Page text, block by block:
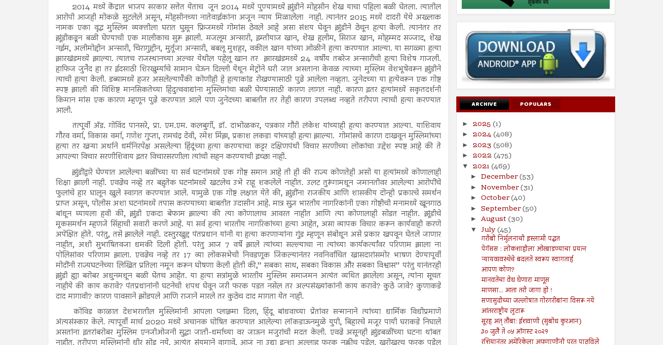
2014 मध्ये केंद्रात भाजप सरकार सत्तेत येताच जून 2014 मध्ये पुण्यामध्ये झुंडीने मोहसीन शेख याचा पहिला बळी घेतला. त्यातील
आरोपी आजही मोकळे सुटलेले असून, मोहसीनच्या नातेवाईकांना अजून न्याय मिळालेला नाही. त्यानंतर 2015 मध्ये दादरी येथे अख्लाक
नामक एका वृद्ध मुस्लिम व्यक्तीला घरात घुसून फ्रिजमध्ये गोमांस ठेवले आहे असा संशय घेवून झुंडीने ठेचून हत्या केली. त्यानंतर तर
झूंडीकडून बळी घेण्याची एक मालीकाच सुरू झाली. मजलूम अन्सारी, इम्तीयाज खान, शेख हलीम, सिराज खान, मोहम्मद सज्जाद, शेख
नईम, अलीमोद्दीन अन्सारी, चिरागुद्दीन, मुर्तूजा अन्सारी, बबलू मुशहर, वकील खान यांच्या ओळीने हत्या करण्यात आल्या. या सगळ्या हत्या
झारखंडमध्ये झाल्या. त्यातच राजस्थानच्या अल्वर येथील पहेलू खान तर झारखंडमध्ये 24 वर्षीय तबरेज अन्सारीची हत्या विशेष गाजली.
हाफिज जुनैद हा तर ईदसाठी शिरखुर्म्याचे सामान घेऊन दिल्ली येथून मेट्रोने घरी जात असताना केवळ त्याच्या मुस्लिम वेशभूषेवरून झुंडीने
त्याची हत्या केली. डब्यामध्ये हजर असलेल्यापैकी कोणीही हे हत्याकांड रोखण्यासाठी पुढे आलेला नव्हता. जुनेदच्या या हत्येवरून एक गोष्ट
स्पष्ट झाली की विशिष्ट मानसिकतेच्या हिंदुत्ववाद्यांना मुस्लिमांचा बळी घेण्यासाठी कारण लागत नाही. कारण इतर हत्यांमध्ये सकृतदर्शनी
किमान मांस एक कारण म्हणून पुढे करण्यात आले पण जुनेदच्या बाबतीत तर तेही कारण उपलब्ध नव्हते तरीपण त्याची हत्या करण्यात
आली.
तत्पूर्वी अ‍ॅड. गोविंद पानसरे, प्रा. एम.एम. कलबुर्गी, डॉ. दाभोळकर, पत्रकार गौरी लंकेश यांच्याही हत्या करण्यात आल्या. याशिवाय
गौरव वर्मा, विकास वर्मा, गणेश गुप्ता, रामचंद्र देवी, रमेश मिंझ, प्रकाश लकडा यांच्याही हत्या झाल्या. गोमांसचे कारण दाखवून मुस्लिमांच्या
हत्या तर खऱ्या अर्थाने धर्मनिरपेक्ष असलेल्या हिंदूंच्या हत्या करण्याचा कट्टर दक्षिणपंथी विचार सरणीच्या लोकांचा उद्देश स्पष्ट आहे की ते
आपल्या विचार सरणीशिवाय इतर विचारसरणीला त्यांची सहन करण्याची इच्छा नाही.
झुंडींद्वारे घेण्यात आलेल्या बळींच्या या सर्व घटनांमध्ये एक गोष्ट समान आहे ती ही की राज्य कोणतेही असो या हत्यांमध्ये कोणालाही
शिक्षा झाली नाही. एवढेच नव्हे तर बहुतेक घटनांंमध्ये खटलेच उभे राहू शकलेले नाहीत. उलट तुरूंगामधून जमानतीवर आलेल्या आरोपींचे
फुलांचे हार घालून खुले स्वागत करण्यात आले. यामुळे एक गोष्ट लक्षात येते की, झुंडींना राजकीय आणि शासकीय दोन्ही प्रकारचे समर्थन
प्राप्त असून, पोलीस अशा घटनांमध्ये तपास करण्याच्या बाबतीत उदासीन आहे. मात्र सुज्ञ भारतीय नागरिकांनी एका गोष्टीची मनामध्ये खूनगाठ
बांधून घ्यायला हवी की, झुंडी एकदा बेफाम झाल्या की त्या कोणालाच आवरत नाहीत आणि त्या कोणालाही सोडत नाहीत. झूंडीचे
मूकसमर्थन म्हणजे सिंहाची सवारी करणे आहे. या सर्व हत्या भारतीय नागरिकांच्या हत्या आहेत, असा व्यापक विचार करून कार्यवाही करणे
अपेक्षित होते. परंतु, तसे झालेले नाही. दस्तुरखुद्द पंतप्रधान यांनी या हत्या करणाऱ्यांना गुंड म्हणून संबोधून असे प्रकार खपवून घेतले जाणार
नाहीत, अशी सुभाषितवजा धमकी दिली होती. परंतु आज 7 वर्षे झाले त्यांच्या सल्ल्याचा ना त्यांच्या कार्यकर्त्यांवर परिणाम झाला ना
पोलिसांवर परिणाम झाला. एवढेच नव्हे तर 17 व्या लोकसभेची निवडणूक जिंकल्यानंतर नवनिर्वाचित खासदारांसमोर भाषण देण्यापूर्वी
मोदींनी राज्यघटनेच्या लिखित प्रतिला नमून करून घोषणा केली होती की,’’ सबका साथ, सबका विकास और सबका विश्वास’’ परंतु यानंतरही
झुंडी ह्या बरोबर अधुनमधून बळी घेतच आहेत. या हत्या सत्रांमुळे भारतीय मुस्लिम समाजमन अत्यंत व्यथित झालेला असून, त्यांना सूचत
नाहीये की काय करावे? पंतप्रधानांनी घटनेची शपथ घेवून जरी फरक पडत नसेल तर अल्पसंख्यांकांनी काय करावे? कुठे जावे? कुणाकडे
दाद मागावी? कारण पावसाने झोडपले आणि राजाने मारले तर कुठेच दाद मागता येत नाही.
कोविड काळात देशभरातील मुस्लिमांनी आपला प्लाझ्मा दिला, हिंदू बांधवाच्या प्रेतांवर सन्मानाने त्यांच्या धार्मिक विधीप्रमाणे
अंत्यसंस्कार केले. त्यापूर्वी मार्च 2020 मध्ये अचानक घोषित करण्यात आलेल्या लॉकडाऊनमुळे युपी, बिहारचे मजूर पायी घराकडे निघाले
असतांना इतरांबरोबर मुस्लिम एनजीओजनी सुद्धा जाती-धर्माच्या वर जाऊन मजुरांची मदत केली. एवढे असूनही झुंडबळींच्या घटना थांबत
ARCHIVE POPULARS
► 2025 (1)
► 2024(408)
► 2023 (508)
► 2022 (475)
▼ 2021(469)
► December(53)
► November(31)
► October(40)
► September(50)
► August(30)
▼ July(45)
गरीबी निर्मुलनाची इस्लामी पद्धत
पेगॅसस : लोकशाहीला ओरबाडण्याचा प्रयत्न
न्यायव्यवस्थेचे बदलते स्वरूप स्वागतार्ह
आपण कोण?
मानवतेचा वेध घेणारा माणूस
माणसा... आता तरी जागा हो !
सणासुदीच्या जल्लोषात गोरगरीबांना विसरू नये
आंतरराष्ट्रीय लुटारू
सूरह अत् तौबा: ईशवाणी (सुबोध कुरआन)
३० जुलै ते ०५ ऑगस्ट २०२१
रशियानंतर अमेरिकेला अफगाणींनी परत पाठविले